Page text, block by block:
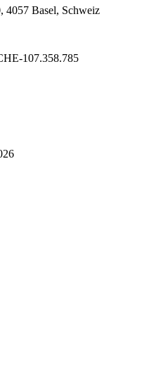
, 4057 Basel, Schweiz
107.358.785